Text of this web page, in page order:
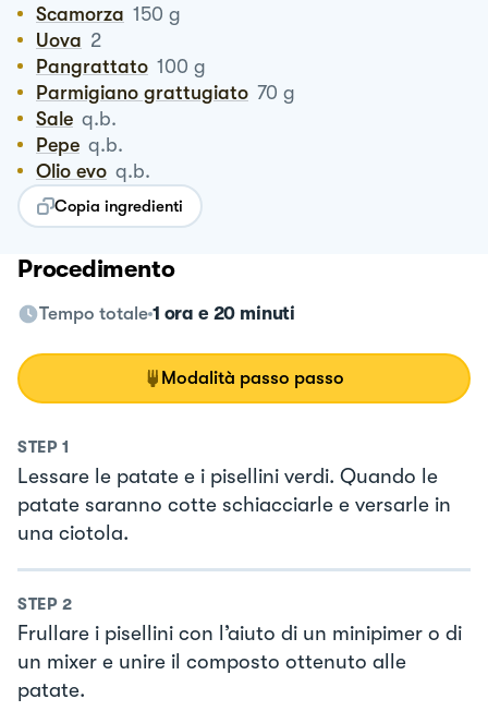
Scamorza 150 g
Uova 2
Pangrattato 100 g
Parmigiano grattugiato 70 g
Sale q.b.
Pepe q.b.
Olio evo q.b.
Copia ingredienti
Procedimento
Tempo totale 1 ora e 20 minuti
Modalità passo passo
STEP 1
Lessare le patate e i pisellini verdi. Quando le
patate saranno cotte schiacciarle e versarle in
una ciotola.
STEP 2
Frullare i pisellini con l’aiuto di un minipimer o di
un mixer e unire il composto ottenuto alle
patate.